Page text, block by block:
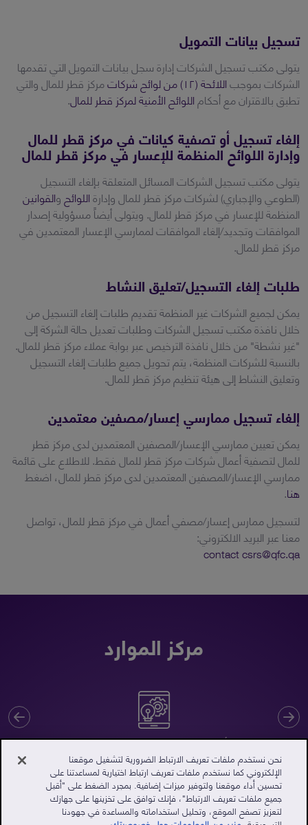
تسجيل بيانات التمويل
يتولى مكتب تسجيل الشركات إدارة سجل بيانات التمويل التي تقدمها
الشركات بموجباللائحة (۱۲) من لوائح شركات مركز قطر للمال والتي
تطبق بالاقتران مع أحكاماللوائح الأمنية لمركز قطر للمال.
إلغاء تسجيل أو تصفية كيانات في مركز قطر للمال
وإدارة اللوائح المنظمة للإعسار في مركز قطر للمال
يتولى مكتب تسجيل الشركات المسائل المتعلقة بإلغاء التسجيل
(الطوعي والإجباري) لشركات مركز قطر للمال وإدارةاللوائحوالقوانين
المنظمة للإعسار في مركز قطر للمال. ويتولى أيضاً مسؤولية إصدار
الموافقات وتجديد/إلغاء الموافقات لممارسي الإعسار المعتمدين في
مركز قطر للمال.
طلبات إلغاء التسجيل/تعليق النشاط
يمكن لجميع الشركات غير المنظمة تقديم طلبات إلغاء التسجيل من
خلال نافذة مكتب تسجيل الشركات وطلبات تعديل حالة الشركة إلى
"غير نشطة" من خلال نافذة الترخيص عبر بوابة عملاء مركز قطر للمال.
بالنسبة للشركات المنظمة، يتم تحويل جميع طلبات إلغاء التسجيل
وتعليق النشاط إلى هيئة تنظيم مركز قطر للمال.
إلغاء تسجيل ممارسي إعسار/مصفين معتمدين
يمكن تعيين ممارسي الإعسار/المصفين المعتمدين لدى مركز قطر
للمال لتصفية أعمال شركات مركز قطر للمال فقط. للاطلاع على قائمة
ممارسي الإعسار/المصفين المعتمدين لدى مركز قطر للمال، اضغط
هنا.
لتسجيل ممارس إعسار/مصفي أعمال في مركز قطر للمال، تواصل
معنا عبر البريد الالكتروني:
contact csrs@qfc.qa
مركز الموارد
تأسيس الشركات في مركز قطر للمال
بوابة عملاء مركز قطر للمال
نحن نستخدم ملفات تعريف الارتباط الضرورية لتشغيل موقعنا
الإلكتروني كما نستخدم ملفات تعريف ارتباط اختيارية لمساعدتنا على
تحسين أداء موقعنا ولتوفير ميزات إضافية. بمجرد الضغط على "أقبل
جميع ملفات تعريف الارتباط"، فإنك توافق على تخزينها على جهازك
لتعزيز تصفح الموقع، وتحليل استخداماته والمساعدة في جهودنا